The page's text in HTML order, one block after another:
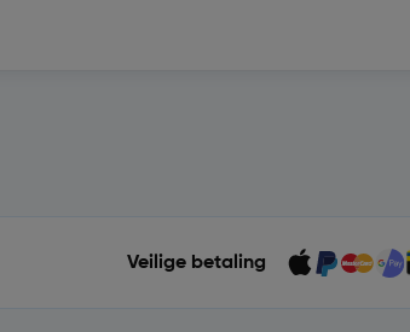
Veilige betaling